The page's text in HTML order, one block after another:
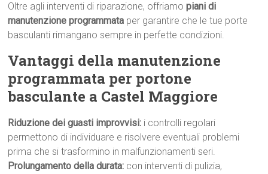
Oltre agli interventi di riparazione, offriamopiani di
manutenzione programmata per garantire che le tue porte
basculanti rimangano sempre in perfette condizioni.
Vantaggi della manutenzione
programmata per portone
basculante a Castel Maggiore
Riduzione dei guasti improvvisi: i controlli regolari
permettono di individuare e risolvere eventuali problemi
prima che si trasformino in malfunzionamenti seri.
Prolungamento della durata: con interventi di pulizia,